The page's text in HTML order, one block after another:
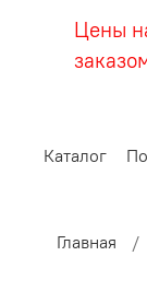
Цены
Каталог
Главная